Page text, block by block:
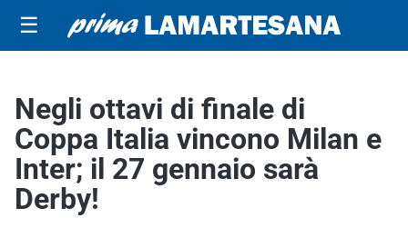
☰
Negli ottavi di finale di
Coppa Italia vincono Milan e
Inter; il 27 gennaio sarà
Derby!